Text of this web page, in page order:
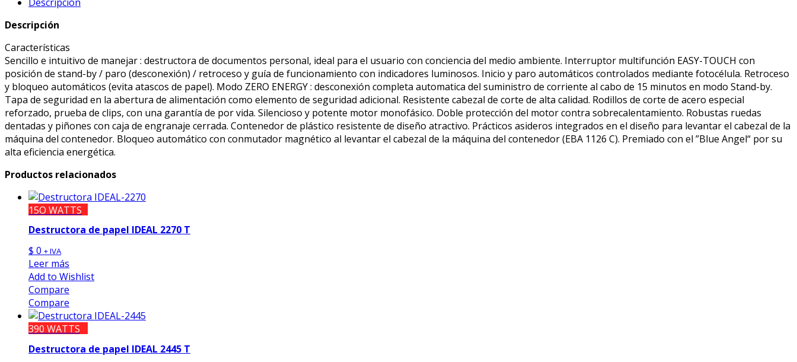
1126
cantidad
Descripción
Características
Sencillo e intuitivo de manejar : destructora de documentos personal, ideal para el usuario con conciencia del medio ambiente. Interruptor multifunción EASY-TOUCH con
posición de stand-by / paro (desconexión) / retroceso y guía de funcionamiento con indicadores luminosos. Inicio y paro automáticos controlados mediante fotocélula. Retroceso
y bloqueo automáticos (evita atascos de papel). Modo ZERO ENERGY : desconexión completa automatica del suministro de corriente al cabo de 15 minutos en modo Stand-by.
Tapa de seguridad en la abertura de alimentación como elemento de seguridad adicional. Resistente cabezal de corte de alta calidad. Rodillos de corte de acero especial
reforzado, prueba de clips, con una garantía de por vida. Silencioso y potente motor monofásico. Doble protección del motor contra sobrecalentamiento. Robustas ruedas
dentadas y piñones con caja de engranaje cerrada. Contenedor de plástico resistente de diseño atractivo. Prácticos asideros integrados en el diseño para levantar el cabezal de la
máquina del contenedor. Bloqueo automático con conmutador magnético al levantar el cabezal de la máquina del contenedor (EBA 1126 C). Premiado con el ”Blue Angel“ por su
alta eficiencia energética.
Productos relacionados
15O WATTS
Destructora de papel IDEAL 2270 T
$ 0 + IVA
Leer más
Add to Wishlist
Compare
Compare
390 WATTS
Destructora de papel IDEAL 2445 T